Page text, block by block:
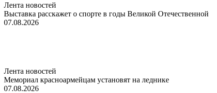
Лента новостей
Выставка расскажет о спорте в годы Великой Отечественной
07.08.2026
Лента новостей
Мемориал красноармейцам установят на леднике
07.08.2026